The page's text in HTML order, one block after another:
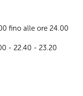
fino alle ore 24.00
- 22.40 - 23.20